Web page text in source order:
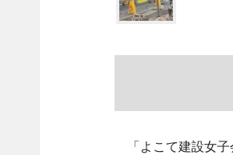
「よこて建設女子